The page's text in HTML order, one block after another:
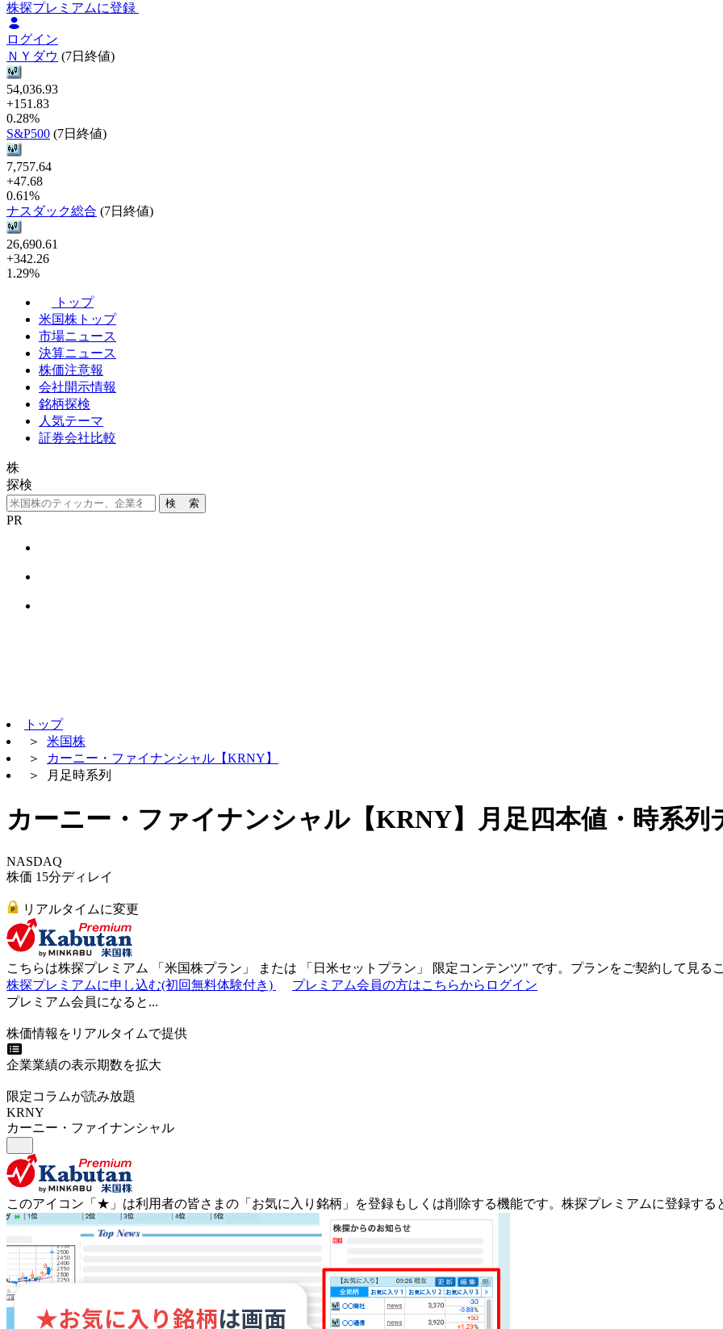
株探プレミアムに登録
ログイン
ＮＹダウ (7日終値)
54,036.93
+151.83
0.28%
S&P500 (7日終値)
7,757.64
+47.68
0.61%
ナスダック総合 (7日終値)
26,690.61
+342.26
1.29%
トップ
米国株トップ
市場ニュース
決算ニュース
株価注意報
会社開示情報
銘柄探検
人気テーマ
証券会社比較
株
探検
検 索
PR
トップ
＞ 米国株
＞
カーニー・ファイナンシャル【KRNY】
＞
月足時系列
カーニー・ファイナンシャル【KRNY】月足四本値・時系列
NASDAQ
株価 15分ディレイ
リアルタイムに変更
こちらは株探プレミアム 「 米国株プラン 」 または 「 日米セットプラン 」 限定コンテンツ" です。プランをご契約して見る
株探プレミアムに申し込む(初回無料体験付き)
プレミアム会員の方はこちらからログイン
プレミアム会員になると...
株価情報をリアルタイムで提供
企業業績の表示期数を拡大
限定コラムが読み放題
KRNY
カーニー・ファイナンシャル
このアイコン 「★」 は利用者の皆さまの 「お気に入り銘柄」を登録もしくは削除する機能です。 株探プレミアムに登録する